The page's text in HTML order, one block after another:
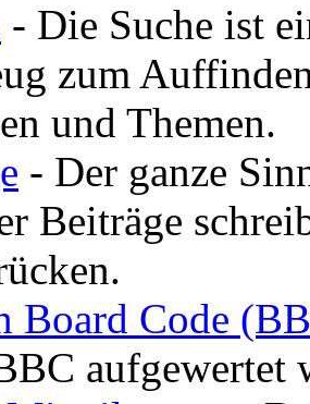
- Die Suche ist
zum
und Themen.
- Der ganze
Beiträge
Board Code
aufgewertet